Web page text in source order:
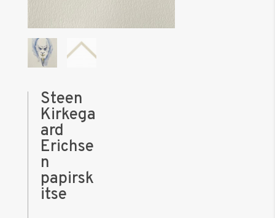
Steen
Kirkega
ard
Erichse
n
papirsk
itse